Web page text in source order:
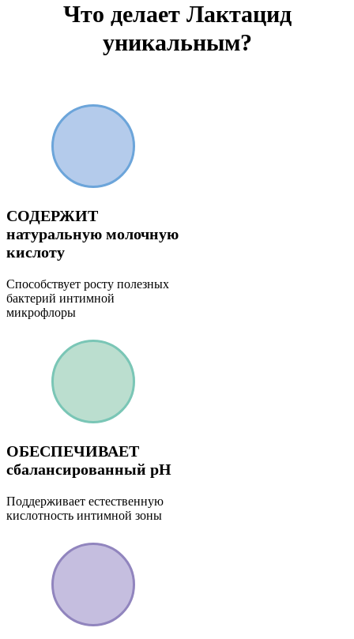
Что делает Лактацид
уникальным?
СОДЕРЖИТ
натуральную молочную
кислоту
Способствует росту полезных
бактерий интимной
микрофлоры
ОБЕСПЕЧИВАЕТ
сбалансированный pH
Поддерживает естественную
кислотность интимной зоны